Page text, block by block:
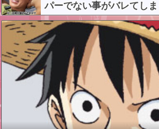
パーでない事がバレてしま